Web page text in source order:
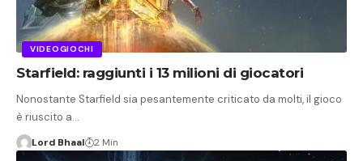
VIDEOGIOCHI
Starfield: raggiunti i 13 milioni di giocatori
Nonostante Starfield sia pesantemente criticato da molti, il gioco
è riuscito a…
Lord Bhaal 2 Min